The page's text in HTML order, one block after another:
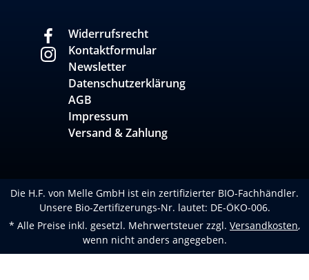
Widerrufsrecht
Kontaktformular
Newsletter
Datenschutzerklärung
AGB
Impressum
Versand & Zahlung
Die H.F. von Melle GmbH ist ein zertifizierter BIO-Fachhändler.
Unsere Bio-Zertifizerungs-Nr. lautet: DE-ÖKO-006.
* Alle Preise inkl. gesetzl. Mehrwertsteuer zzgl. Versandkosten,
wenn nicht anders angegeben.